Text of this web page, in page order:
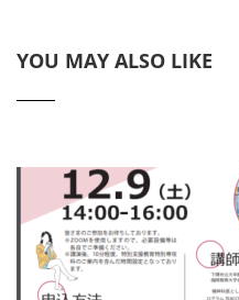
YOU MAY ALSO LIKE